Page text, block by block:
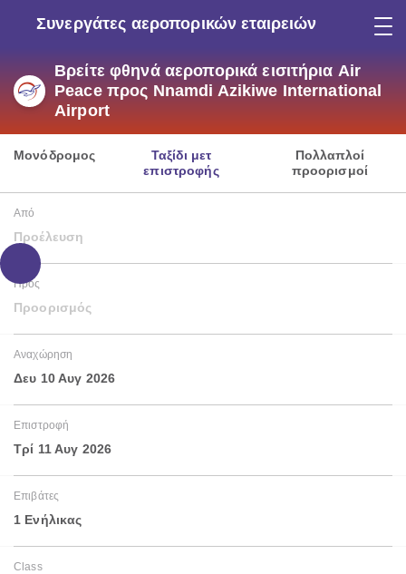
Συνεργάτες αεροπορικών εταιρειών
Βρείτε φθηνά αεροπορικά εισιτήρια Air
Peace προς Nnamdi Azikiwe International
Airport
Μονόδρομος
Ταξίδι μετ
επιστροφής
Πολλαπλοί
προορισμοί
Από
Προέλευση
Προς
Προορισμός
Αναχώρηση
Δευ 10 Αυγ 2026
Επιστροφή
Τρί 11 Αυγ 2026
Επιβάτες
1 Ενήλικας
Class